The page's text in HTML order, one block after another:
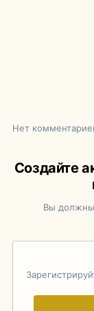
Нет
Создайте
Вы должны